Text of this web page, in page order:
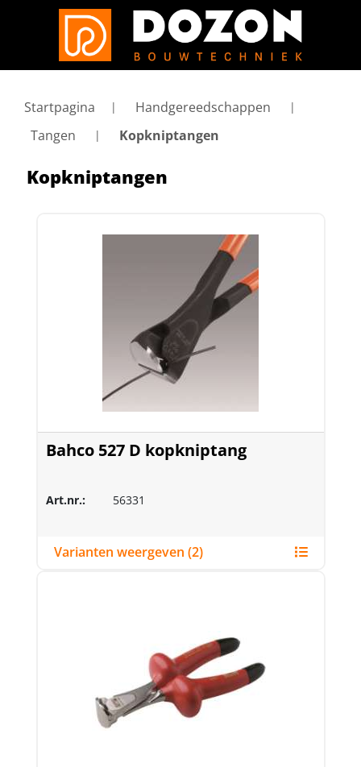
Startpagina
Handgereedschappen
Tangen
Kopkniptangen
Kopkniptangen
Bahco 527 D kopkniptang
Art.nr.: 56331
Varianten weergeven (2)